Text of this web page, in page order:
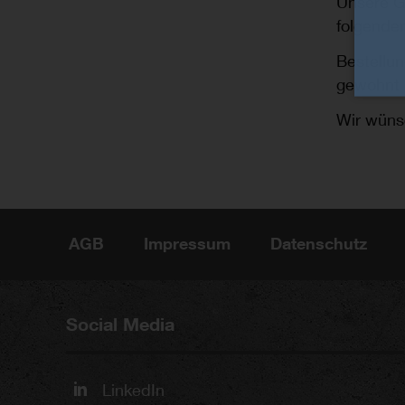
gewohnt
Wir
AGB Impressum Datenschutz
Social Media
LinkedIn